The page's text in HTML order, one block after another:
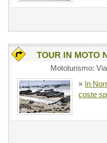
TOUR IN MOTO
Mototurismo:
» In
coste